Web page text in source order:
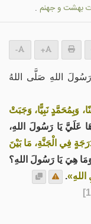
بهشت و جهنم .
+
-
اللهِ صَلَّى اللهُ
وَبِمُحَمَّدٍ نَبِيًّا، وَجَبَتْ
عَلَيَّ يَا رَسُولَ اللهِ،
فِي الْجَنَّةِ، مَا بَيْنَ
هِيَ يَا رَسُولَ اللهِ؟
.